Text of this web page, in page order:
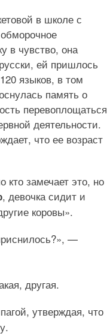
в школе с
в чувство, она
ей пришлось
языков, в том
память о
перевоплощаться
деятельности.
что ее возраст
замечает это, но
, девочка сидит и
коровы».
—
другая.
утверждая, что